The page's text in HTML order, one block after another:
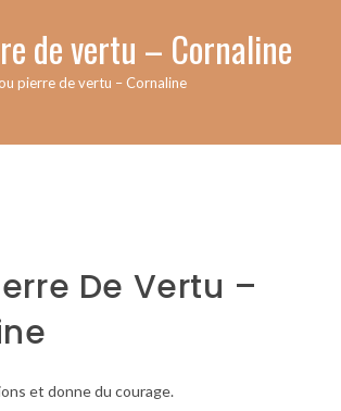
de vertu – Cornaline
pierre de vertu – Cornaline
De Vertu –
et donne du courage.